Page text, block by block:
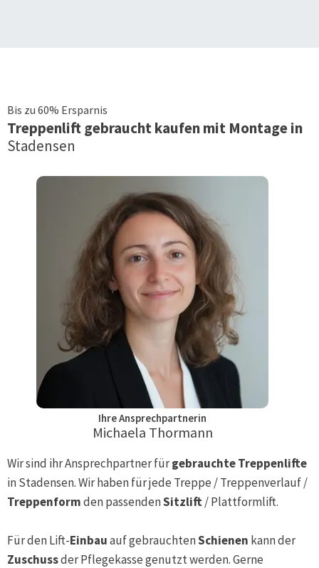
Bis zu 60% Ersparnis
Treppenliftgebraucht kaufen mit Montage in
Stadensen
Ihre Ansprechpartnerin
Michaela Thormann
Wir sind ihr Ansprechpartner fürgebrauchte Treppenlifte
inStadensen. Wir haben für jede Treppe / Treppenverlauf /
Treppenformden passendenSitzlift/ Plattformlift.
Für den Lift-Einbauauf gebrauchtenSchienen kann der
Zuschussder Pflegekasse genutzt werden. Gerne